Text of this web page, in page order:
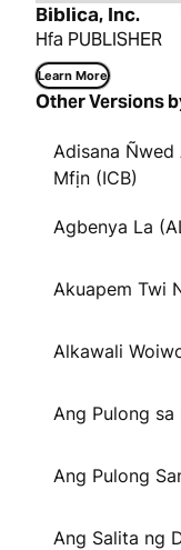
Biblica, Inc.
Hfa PUBLISHER
Learn More
Other Versions
Adisana
Mfịn (ICB)
Agbenya La
Akuapem Twi
Alkawali
Ang Pulong sa
Ang Pulong
Ang Salita ng